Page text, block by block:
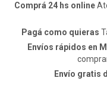
Comprá 24 hs online
Pagá como quieras
Envíos rápidos en
Envío gratis